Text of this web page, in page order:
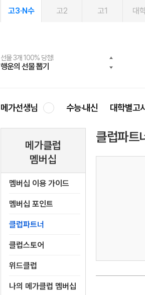
고3·N수 고2 고1 대
선물 3개 100% 당첨!
행운의 선물 뽑기
선물 100% 증정!
메가스터디 X 올리브
여름방학 스터디 캐시백
메가런 썸머스쿨
2027 러셀 단과
강사 공개선발
스마트러닝앱
설문 EVENT
메가패스
3일 무료 체험권
메가패스 수강생 무료혜택!
메가클럽 멤버십
사회공헌 캠페인
희망이룸 메가나눔
메가선생님 수능·내신 대학별고
메가클럽
멤버십
멤버십 이용 가이드
멤버십 포인트
클럽파트너
클럽스토어
위드클럽
나의 메가클럽 멤버십
클럽파트